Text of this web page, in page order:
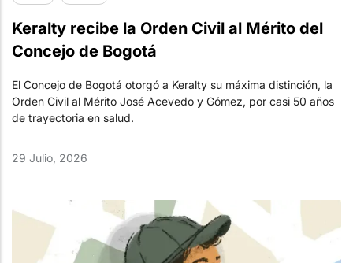
Keralty recibe la Orden Civil al Mérito del
Concejo de Bogotá
El Concejo de Bogotá otorgó a Keralty su máxima distinción, la
Orden Civil al Mérito José Acevedo y Gómez, por casi 50 años
de trayectoria en salud.
29 Julio, 2026